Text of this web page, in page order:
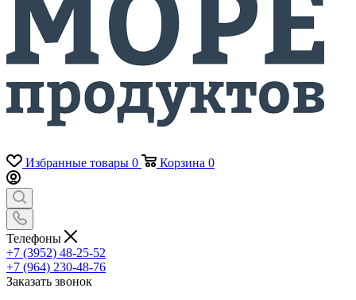
Избранные товары 0 Корзина 0
Телефоны
+7 (3952) 48-25-52
+7 (964) 230-48-76
Заказать звонок